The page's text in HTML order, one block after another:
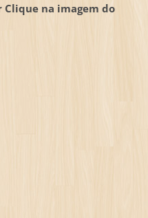
na imagem do